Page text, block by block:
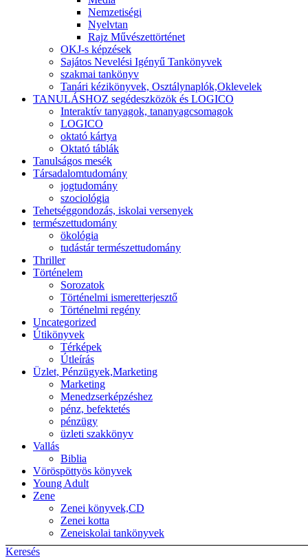
Keresés
Nemzetiségi
Nyelvtan
Rajz Művészettörténet
OKJ-s képzések
Sajátos Nevelési Igényű Tankönyvek
szakmai tankönyv
Tanári kézikönyvek, Osztálynaplók,Oklevelek
TANULÁSHOZ segédeszközök és LOGICO
Interaktív tanyagok, tananyagcsomagok
LOGICO
oktató kártya
Oktató táblák
Tanulságos mesék
Társadalomtudomány
jogtudomány
szociológia
Tehetséggondozás, iskolai versenyek
természettudomány
ökológia
tudástár természettudomány
Thriller
Történelem
Sorozatok
Történelmi ismeretterjesztő
Történelmi regény
Uncategorized
Útikönyvek
Térképek
Útleírás
Üzlet, Pénzügyek,Marketing
Marketing
Menedzserképzéshez
pénz, befektetés
pénzügy
üzleti szakkönyv
Vallás
Biblia
Vöröspöttyös könyvek
Young Adult
Zene
Zenei könyvek,CD
Zenei kotta
Zeneiskolai tankönyvek